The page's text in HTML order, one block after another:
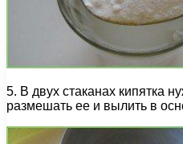
5. В двух стаканах кипятка
размешать ее и вылить в